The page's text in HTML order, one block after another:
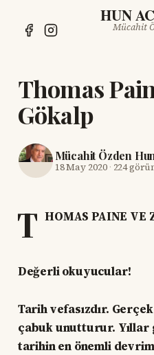
HUN
Mücahit
Thomas
Gökalp
Mücahit Özden
18 May 2020· 224
T HOMAS PAINE VE
Değerli okuyucular!
Tarih vefasızdır.
çabuk unutturur.
tarihin en önemli